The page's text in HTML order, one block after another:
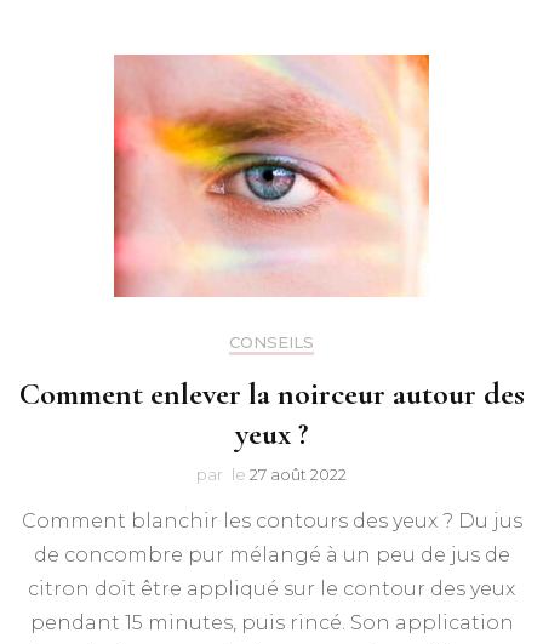
CONSEILS
Comment enlever la noirceur autour des
yeux ?
par le 27 août 2022
Comment blanchir les contours des yeux ? Du jus
de concombre pur mélangé à un peu de jus de
citron doit être appliqué sur le contour des yeux
pendant 15 minutes, puis rincé. Son application